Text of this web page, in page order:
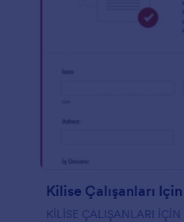
KİLİSE ÇALIŞANLARI